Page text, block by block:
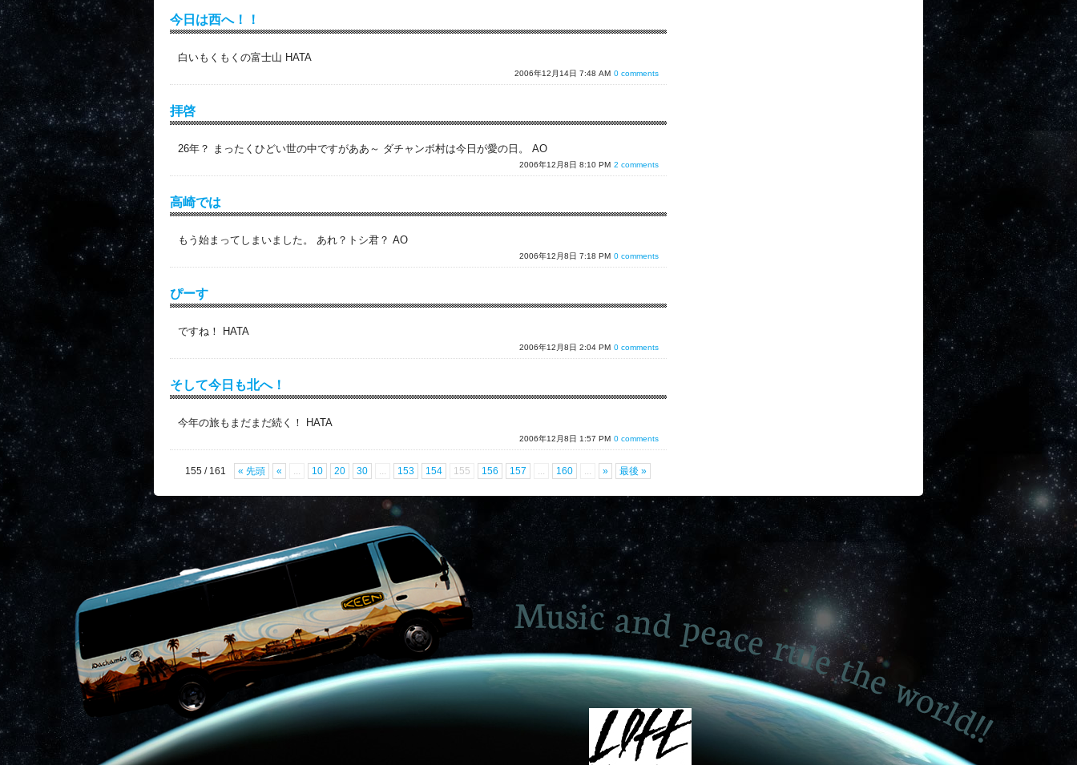
今日は西へ！！
白いもくもくの富士山 HATA
2006年12月14日 7:48 AM 0 comments
拝啓
26年？ まったくひどい世の中ですがああ～ ダチャンボ村は今日が愛の日。 AO
2006年12月8日 8:10 PM 2 comments
高崎では
もう始まってしまいました。 あれ？トシ君？ AO
2006年12月8日 7:18 PM 0 comments
ぴーす
ですね！ HATA
2006年12月8日 2:04 PM 0 comments
そして今日も北へ！
今年の旅もまだまだ続く！ HATA
2006年12月8日 1:57 PM 0 comments
155 / 161 « 先頭 « ... 10 20 30 ... 153 154 155 156 157 ... 160 ... » 最後 »